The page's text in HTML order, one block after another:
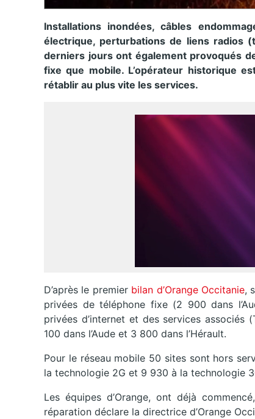
Installations inondées, câbles
électrique, perturbations de liens radios
derniers jours ont également provoqués
fixe que mobile. L’opérateur historique
rétablir au plus vite les services.
D’après le premierbilan d’Orange Occitanie,
privées de téléphone fixe (2 900 dans
privées d’internet et des services associés
100 dans l’Aude et 3 800 dans l’Hérault.
Pour le réseau mobile 50 sites sont hors
la technologie 2G et 9 930 à la technologie
Les équipes d’Orange, ont déjà
réparation déclare la directrice d’Orange